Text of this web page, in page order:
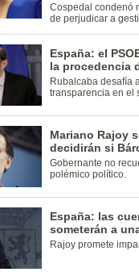
Cospedal condenó
de perjudicar a
España: el
la procedencia
Rubalcaba desafía
transparencia en el
Mariano Rajoy
decidirán si
Gobernante no
polémico político.
España: las
someterán a
Rajoy promete